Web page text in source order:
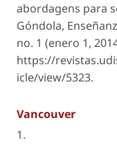
abordagens para
Góndola,
no. 1 (enero 1,
https://
icle/view/5323.
Vancouver
1.